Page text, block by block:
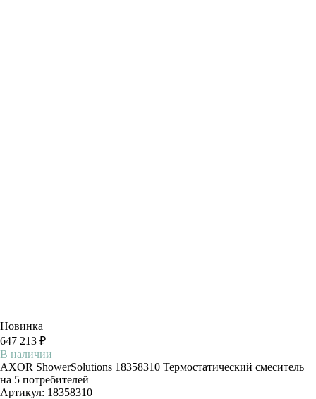
Новинка
647 213 ₽
В наличии
AXOR ShowerSolutions 18358310 Термостатический смеситель
на 5 потребителей
Артикул: 18358310